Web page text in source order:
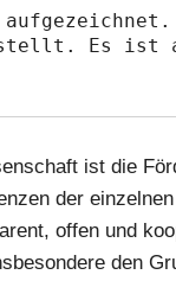
Es ist
ist die
der
offen und
den